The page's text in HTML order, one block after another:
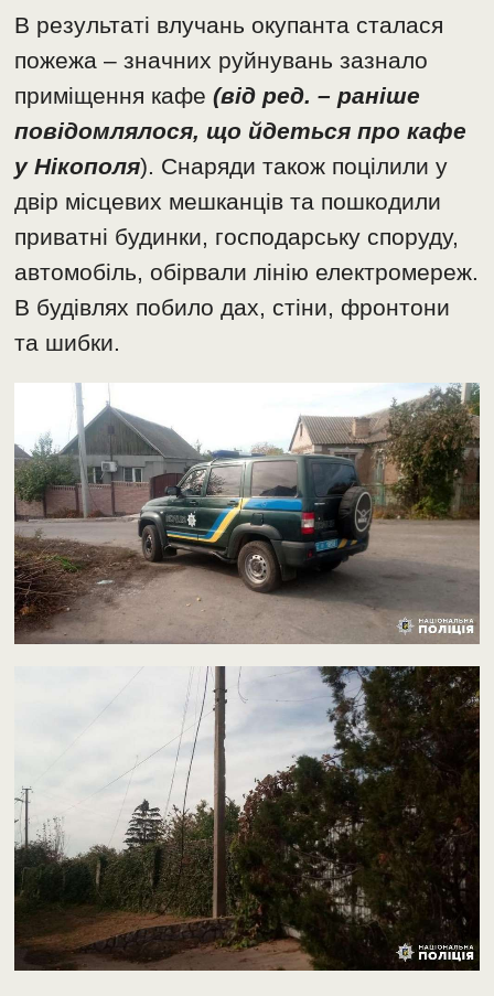
В результаті влучань окупанта сталася
пожежа – значних руйнувань зазнало
приміщення кафе(від ред. – раніше
повідомлялося, що йдеться про кафе
у Нікополя). Снаряди також поцілили у
двір місцевих мешканців та пошкодили
приватні будинки, господарську споруду,
автомобіль, обірвали лінію електромереж.
В будівлях побило дах, стіни, фронтони
та шибки.